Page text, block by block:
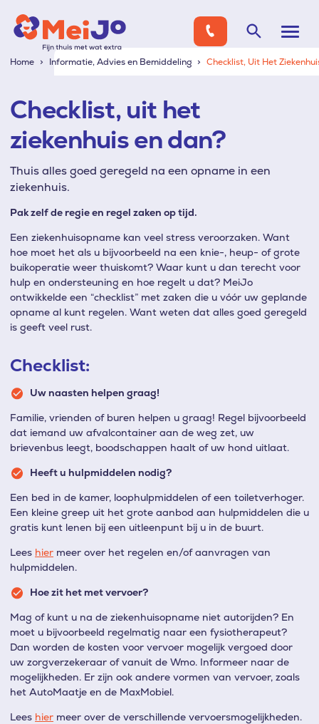
Home Informatie, Advies en Bemiddeling Checklist, Uit Het
Checklist, uit het
ziekenhuis en dan?
Thuis alles goed geregeld na een opname in een
ziekenhuis.
Pak zelf de regie en regel zaken op tijd.
Een ziekenhuisopname kan veel stress veroorzaken. Want
hoe moet het als u bijvoorbeeld na een knie-, heup- of grote
buikoperatie weer thuiskomt? Waar kunt u dan terecht voor
hulp en ondersteuning en hoe regelt u dat? MeiJo
ontwikkelde een “checklist” met zaken die u vóór uw geplande
opname al kunt regelen. Want weten dat alles goed geregeld
is geeft veel rust.
Checklist:
Uw naasten helpen graag!
Familie, vrienden of buren helpen u graag! Regel bijvoorbeeld
dat iemand uw afvalcontainer aan de weg zet, uw
brievenbus leegt, boodschappen haalt of uw hond uitlaat.
Heeft u hulpmiddelen nodig?
Een bed in de kamer, loophulpmiddelen of een toiletverhoger.
Een kleine greep uit het grote aanbod aan hulpmiddelen die u
gratis kunt lenen bij een uitleenpunt bij u in de buurt.
Lees hier meer over het regelen en/of aanvragen van
hulpmiddelen.
Hoe zit het met vervoer?
Mag of kunt u na de ziekenhuisopname niet autorijden? En
moet u bijvoorbeeld regelmatig naar een fysiotherapeut?
Dan worden de kosten voor vervoer mogelijk vergoed door
uw zorgverzekeraar of vanuit de Wmo. Informeer naar de
mogelijkheden. Er zijn ook andere vormen van vervoer, zoals
het AutoMaatje en de MaxMobiel.
Lees hier meer over de verschillende vervoersmogelijkheden.